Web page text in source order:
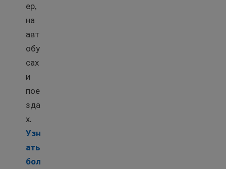
ер,
на
авт
обу
сах
и
пое
зда
х.
Узн
ать
бол